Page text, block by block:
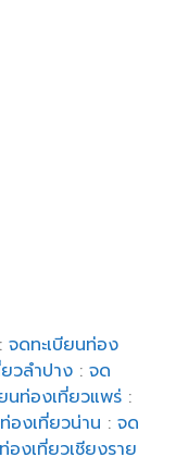
จดทะเบียนท่อง
วลำปาง: จด
นท่องเที่ยวแพร่ :
องเที่ยวน่าน :จด
องเที่ยวเชียงราย